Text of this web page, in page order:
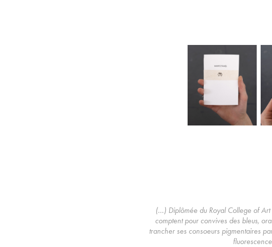
(...) Diplômée du Royal College of
comptent pour convives des bleus,
trancher ses consoeurs pigmentaires